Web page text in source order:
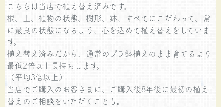
こちらは当店で植え替え済みです。
根、土、植物の状態、樹形、鉢、すべてにこだわって、常
に最良の状態になるよう、心を込めて植え替えをしていま
す。
植え替え済みだから、通常のプラ鉢植えのまま育てるより
最低2倍以上長持ちします。
（平均3倍以上）
当店でご購入のお客さまに、ご購入後8年後に最初の植え
替えのご相談をいただくことも。